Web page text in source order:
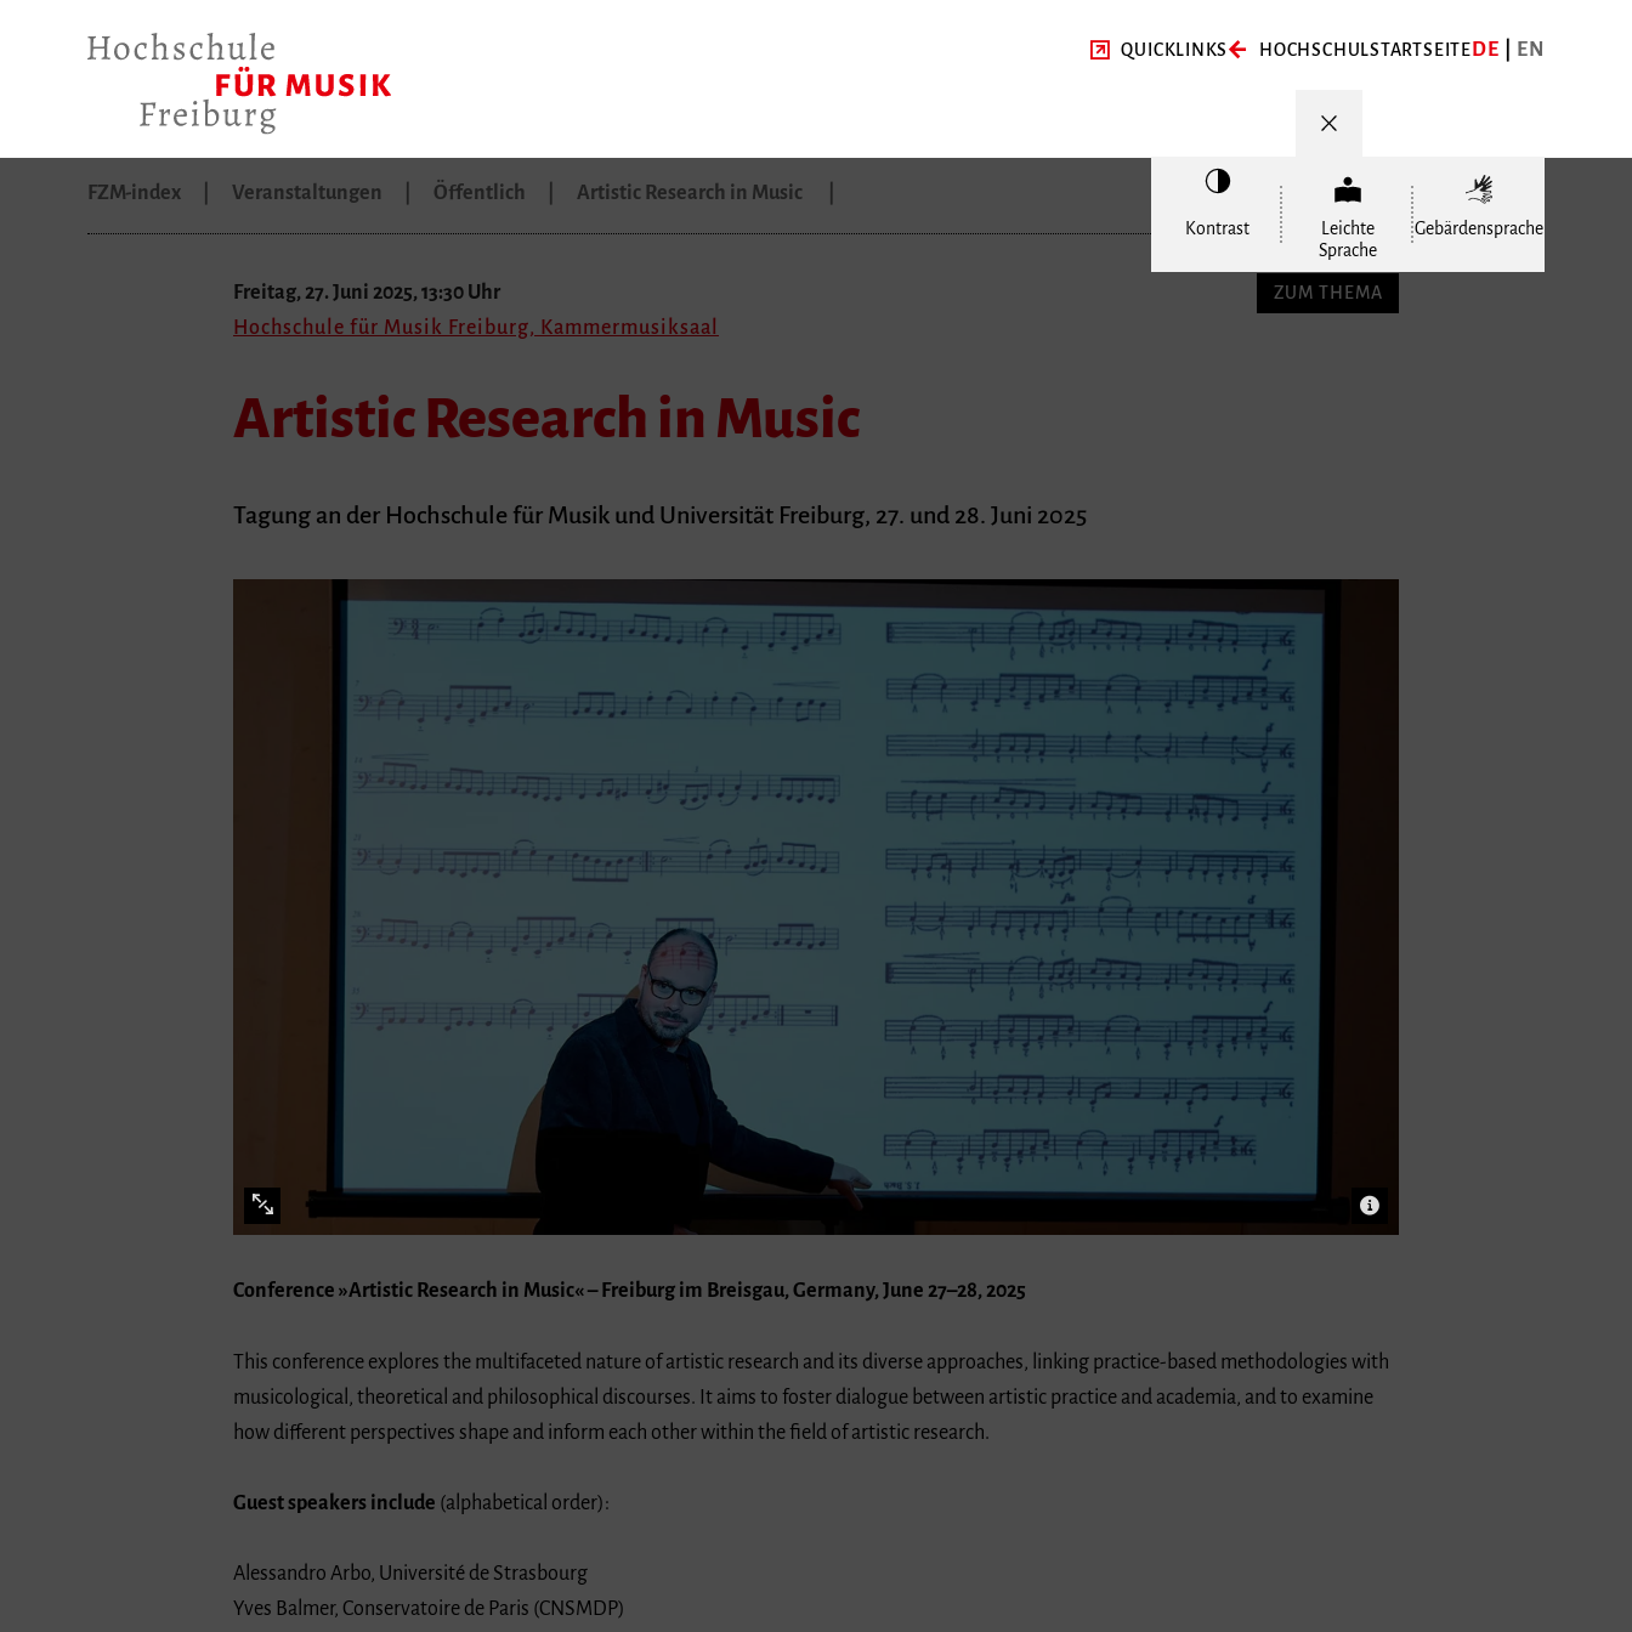
QUICKLINKS HOCHSCHULSTARTSEITEDE EN
Kontrast
Leichte
Sprache
Gebärdensprache
FZM-index Veranstaltungen Öffentlich Artistic Research in Music
Freitag, 27. Juni 2025, 13:30 Uhr
Hochschule für Musik Freiburg, Kammermusiksaal
ZUM THEMA
Artistic Research in Music
Tagung an der Hochschule für Musik und Universität Freiburg, 27. und 28. Juni 2025
Conference »Artistic Research in Music« – Freiburg im Breisgau, Germany, June 27–28, 2025
This conference explores the multifaceted nature of artistic research and its diverse approaches, linking practice-based methodologies with
musicological, theoretical and philosophical discourses. It aims to foster dialogue between artistic practice and academia, and to examine
how different perspectives shape and inform each other within the field of artistic research.
Guest speakers include (alphabetical order):
Alessandro Arbo, Université de Strasbourg
Yves Balmer, Conservatoire de Paris (CNSMDP)